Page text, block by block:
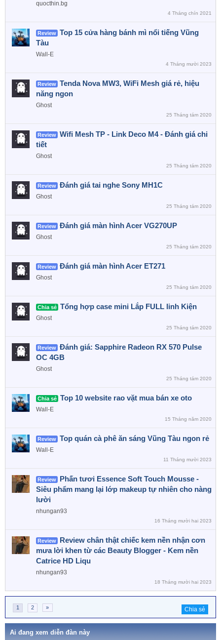
quocthin.bg
4 Tháng chín 2021
Review Top 15 cửa hàng bánh mì nổi tiếng Vũng
Tàu
Wall-E
4 Tháng mười 2023
Review Tenda Nova MW3, WiFi Mesh giá rẻ, hiệu
năng ngon
Ghost
25 Tháng tám 2020
Review Wifi Mesh TP - Link Deco M4 - Đánh giá chi
tiết
Ghost
25 Tháng tám 2020
Review Đánh giá tai nghe Sony MH1C
Ghost
25 Tháng tám 2020
Review Đánh giá màn hình Acer VG270UP
Ghost
25 Tháng tám 2020
Review Đánh giá màn hình Acer ET271
Ghost
25 Tháng tám 2020
Chia sẻ Tổng hợp case mini Lắp FULL linh Kiện
Ghost
25 Tháng tám 2020
Review Đánh giá: Sapphire Radeon RX 570 Pulse
OC 4GB
Ghost
25 Tháng tám 2020
Chia sẻ Top 10 website rao vặt mua bán xe oto
Wall-E
15 Tháng năm 2020
Review Top quán cà phê ăn sáng Vũng Tàu ngon rẻ
Wall-E
11 Tháng mười 2023
Review
Phấn tươi Essence Soft Touch Mousse -
Siêu phẩm mang lại lớp makeup tự nhiên cho nàng
lười
nhungan93
16 Tháng mười hai 2023
Review
Review chân thật chiếc kem nền nhận cơn
mưa lời khen từ các Beauty Blogger - Kem nền
Catrice HD Liqu
nhungan93
18 Tháng mười hai 2023
1 2 » Chia sẻ
Ai đang xem diễn đàn này